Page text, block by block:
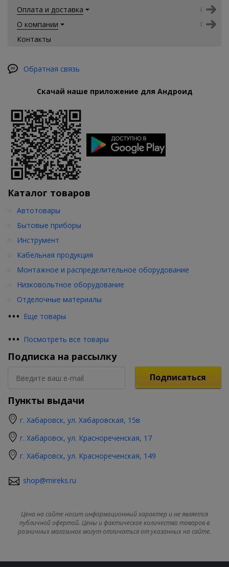
Оплата и доставка
О компании
Контакты
Обратная связь
Скачай наше приложение для Андроид
Каталог товаров
••• Еще товары
Автотовары
Бытовые приборы
Инструмент
Кабельная продукция
Монтажное и распределительное оборудование
Низковольтное оборудование
Отделочные материалы
••• Посмотреть все товары
Подписка на рассылку
Подписаться
Пункты выдачи
г. Хабаровск, ул. Хабаровская, 15в
г. Хабаровск, ул. Краснореченская, 17
г. Хабаровск, ул. Краснореченская, 149
shop@mireks.ru
Цена на сайте носит информационный характер и не является
публичной офертой. Цены и фактическое количество товаров в
розничных магазинах могут отличаться от указанных на сайте.